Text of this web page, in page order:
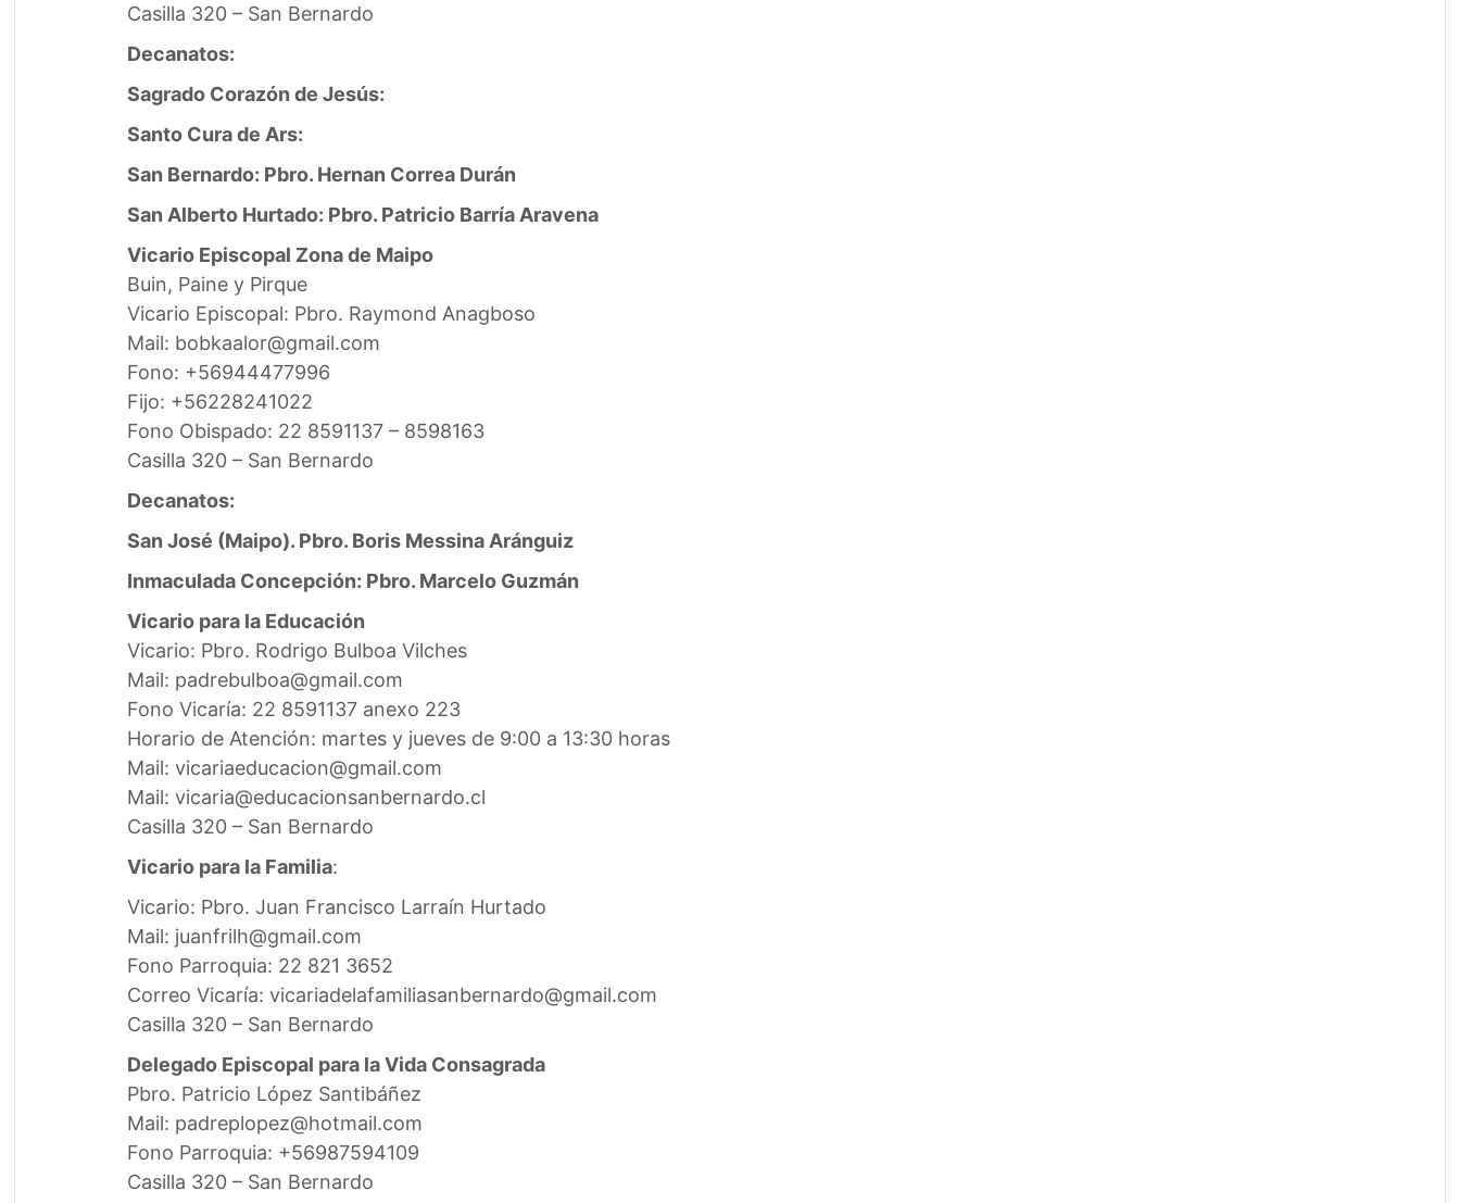
Casilla 320 – San Bernardo
Decanatos:
Sagrado Corazón de Jesús:
Santo Cura de Ars:
San Bernardo: Pbro. Hernan Correa Durán
San Alberto Hurtado: Pbro. Patricio Barría Aravena
Vicario Episcopal Zona de Maipo
Buin, Paine y Pirque
Vicario Episcopal: Pbro. Raymond Anagboso
Mail: bobkaalor@gmail.com
Fono: +56944477996
Fijo: +56228241022
Fono Obispado: 22 8591137 – 8598163
Casilla 320 – San Bernardo
Decanatos:
San José (Maipo). Pbro. Boris Messina Aránguiz
Inmaculada Concepción: Pbro. Marcelo Guzmán
Vicario para la Educación
Vicario: Pbro. Rodrigo Bulboa Vilches
Mail: padrebulboa@gmail.com
Fono Vicaría: 22 8591137 anexo 223
Horario de Atención: martes y jueves de 9:00 a 13:30 horas
Mail: vicariaeducacion@gmail.com
Mail: vicaria@educacionsanbernardo.cl
Casilla 320 – San Bernardo
Vicario para la Familia:
Vicario: Pbro. Juan Francisco Larraín Hurtado
Mail: juanfrilh@gmail.com
Fono Parroquia: 22 821 3652
Correo Vicaría: vicariadelafamiliasanbernardo@gmail.com
Casilla 320 – San Bernardo
Delegado Episcopal para la Vida Consagrada
Pbro. Patricio López Santibáñez
Mail: padreplopez@hotmail.com
Fono Parroquia: +56987594109
Casilla 320 – San Bernardo